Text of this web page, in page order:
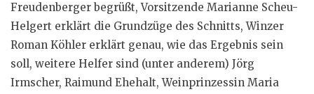
Freudenberger begrüßt, Vorsitzende Marianne Scheu-
Helgert erklärt die Grundzüge des Schnitts, Winzer
Roman Köhler erklärt genau, wie das Ergebnis sein
soll, weitere Helfer sind (unter anderem) Jörg
Irmscher, Raimund Ehehalt, Weinprinzessin Maria